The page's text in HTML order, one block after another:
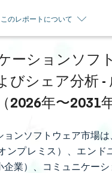
このレポートについて
ーションソフ
びシェア分析 -
2026年〜2031年
ョンソフトウェア市場
ンプレミス）、エンド
企業）、コミュニケー